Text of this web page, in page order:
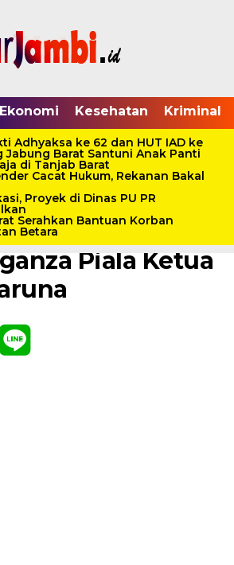
Ekonomi Kesehatan Kriminal
Adhyaksa ke 62 dan HUT IAD ke
Jabung Barat Santuni Anak Panti
di Tanjab Barat
Cacat Hukum, Rekanan Bakal
Proyek di Dinas PU PR
Serahkan Bantuan Korban
Betara
/Pemerintahan/Tanjab Barat
07:34 WIB
di SMSI
Piala Ketua